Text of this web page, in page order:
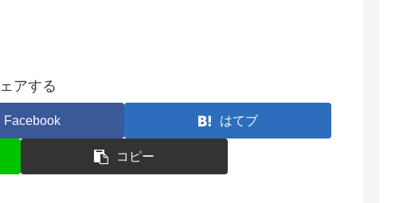
アする
Facebook はてブ
コピー